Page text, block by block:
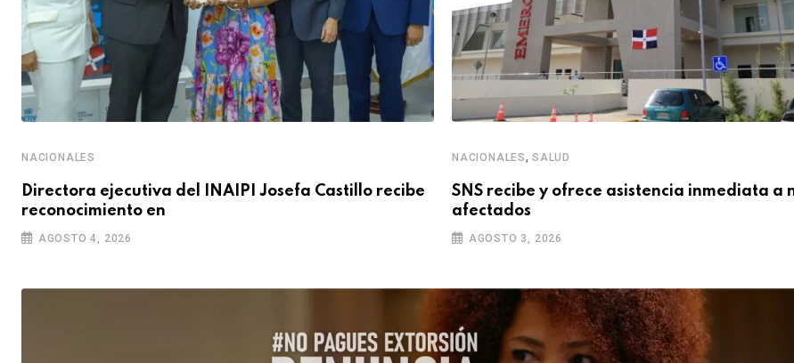
NACIONALES
Directora ejecutiva del INAIPI Josefa Castillo recibe
reconocimiento en
AGOSTO 4, 2026
NACIONALES, SALUD
SNS recibe y ofrece asistencia inmediata a
afectados
AGOSTO 3, 2026